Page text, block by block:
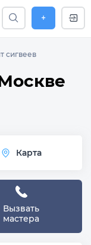
+
сигвеев
Карта
Вызвать
мастера